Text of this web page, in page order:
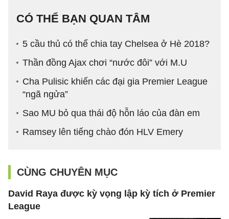
CÓ THỂ BẠN QUAN TÂM
5 cầu thủ có thể chia tay Chelsea ở Hè 2018?
Thần đồng Ajax chơi “nước đôi” với M.U
Cha Pulisic khiến các đại gia Premier League
“ngã ngửa”
Sao MU bỏ qua thái độ hỗn láo của đàn em
Ramsey lên tiếng chào đón HLV Emery
CÙNG CHUYÊN MỤC
David Raya được kỳ vọng lập kỳ tích ở Premier
League